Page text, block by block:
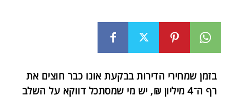
בזמן שמחירי הדירות בבקעת אונו כבר חוצים את
רף ה־4 מיליון ₪, יש מי שמסתכל דווקא על השלב